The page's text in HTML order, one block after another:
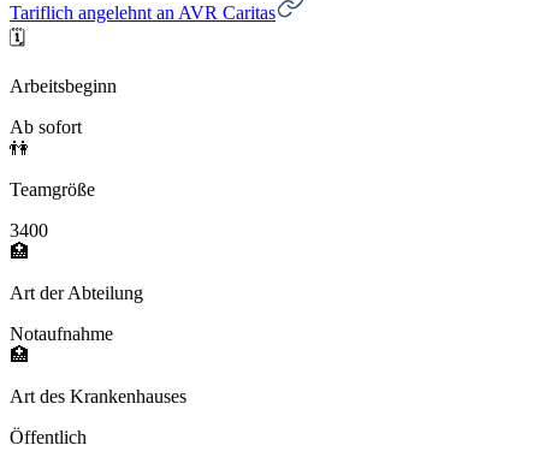
Tariflich angelehnt an AVR Caritas
🗓️
Arbeitsbeginn
Ab sofort
👫
Teamgröße
3400
🏥
Art der Abteilung
Notaufnahme
🏥
Art des Krankenhauses
Öffentlich